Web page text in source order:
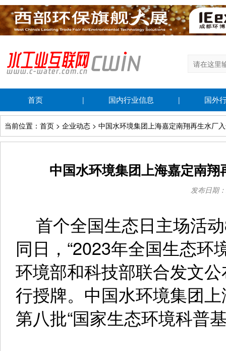
首页 | 国内行业信息 | 国外
当前位置：首页 > 企业动态 > 中国水环境集团上海嘉定南翔再生水厂
中国水环境集团上海嘉定南
发布日期
首个全国生态日主场活
同日，“2023年全国生态环
环境部和科技部联合发文
行授牌。中国水环境集团
第八批“国家生态环境科普